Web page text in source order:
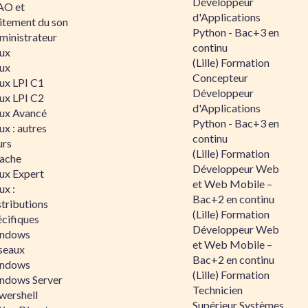
et
du son
LPI C1
LPI C2
Avancé
: autres
Expert
:
Server
d'Applications
Python - Bac+3 en
continu
(Lille) Formation
Concepteur
Développeur
d'Applications
Python - Bac+3 en
continu
(Lille) Formation
Développeur Web
et Web Mobile –
Bac+2 en continu
(Lille) Formation
Développeur Web
et Web Mobile –
Bac+2 en continu
(Lille) Formation
Technicien
Supérieur Systèmes